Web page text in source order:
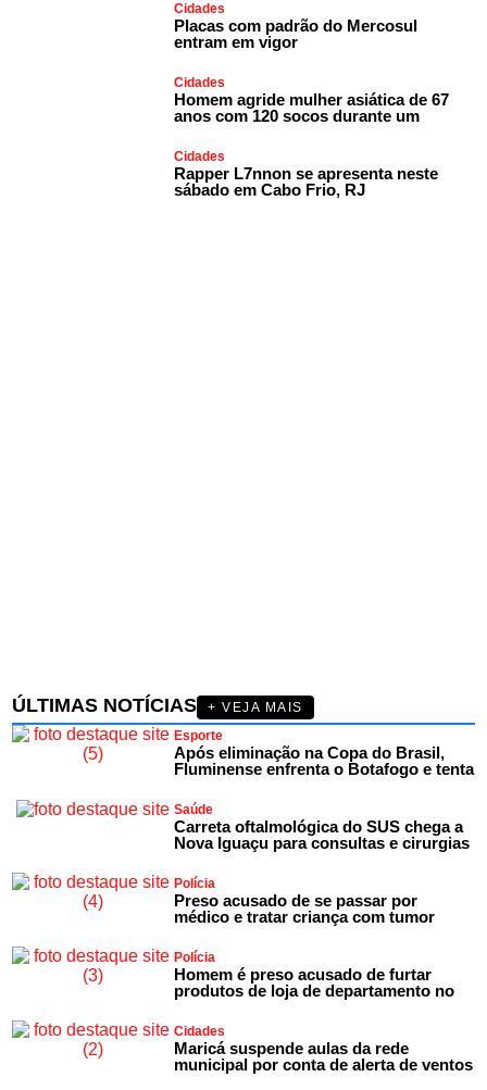
Cidades
Placas com padrão do Mercosul
entram em vigor
Cidades
Homem agride mulher asiática de 67
anos com 120 socos durante um
Cidades
Rapper L7nnon se apresenta neste
sábado em Cabo Frio, RJ
ÚLTIMAS NOTÍCIAS
+ VEJA MAIS
Esporte
Após eliminação na Copa do Brasil,
Fluminense enfrenta o Botafogo e tenta
Saúde
Carreta oftalmológica do SUS chega a
Nova Iguaçu para consultas e cirurgias
Polícia
Preso acusado de se passar por
médico e tratar criança com tumor
Polícia
Homem é preso acusado de furtar
produtos de loja de departamento no
Cidades
Maricá suspende aulas da rede
municipal por conta de alerta de ventos